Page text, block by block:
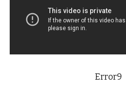
Error9